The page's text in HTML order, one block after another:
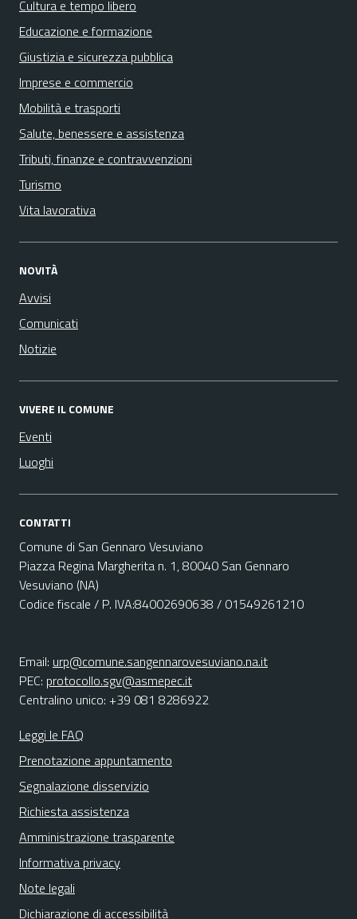
Cultura e tempo libero
Educazione e formazione
Giustizia e sicurezza pubblica
Imprese e commercio
Mobilità e trasporti
Salute, benessere e assistenza
Tributi, finanze e contravvenzioni
Turismo
Vita lavorativa
NOVITÀ
Avvisi
Comunicati
Notizie
VIVERE IL COMUNE
Eventi
Luoghi
CONTATTI
Comune di San Gennaro Vesuviano
Piazza Regina Margherita n. 1, 80040 San Gennaro
Vesuviano (NA)
Codice fiscale / P. IVA:84002690638 / 01549261210
Email: urp@comune.sangennarovesuviano.na.it
PEC: protocollo.sgv@asmepec.it
Centralino unico: +39 081 8286922
Leggi le FAQ
Prenotazione appuntamento
Segnalazione disservizio
Richiesta assistenza
Amministrazione trasparente
Informativa privacy
Note legali
Dichiarazione di accessibilità